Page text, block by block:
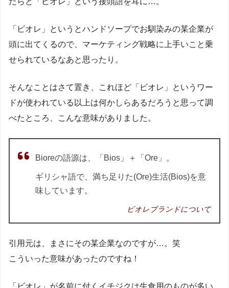
「ビオレ」というとハンドソープでお馴染みの某企業が
頭に出てくるので、マーケティング戦略に上手いこと乗
せられているなあと思ったり。
そんなことはさて置き、これほど「ビオレ」というワー
ドが使われている以上は何かしらあるだろうと思って調
べたところ、こんな意味がありました。
Bioreの語源は、「Bios」＋「Ore」。
ギリシャ語で、満ち足りた(Ore)生活(Bios)を意
味しています。
ビオレブランドについて
引用元は、まさにその某企業なのですが…。笑
こういった意味があったのですね！
「ビオレ」が名前に付くイチジクは生食用のものが多い